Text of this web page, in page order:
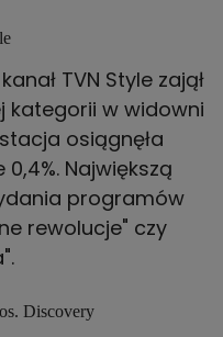
TVN Style zajął
kategorii w widowni
osiągnęła
Największą
programów
rewolucje" czy
Discovery